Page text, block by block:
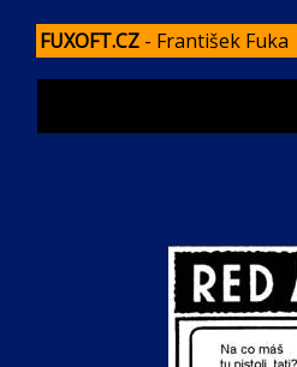
FUXOFT.CZ- František Fuka